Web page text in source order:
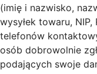
(imię i nazwisko,
wysyłek towaru,
telefonów
osób dobrowolnie
podających swoje